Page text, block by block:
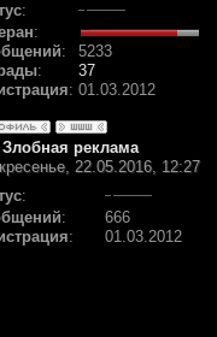
:
:
:
5233
:
37
: 01.03.2012
Злобная реклама
22.05.2016, 12:27
:
:
666
: 01.03.2012